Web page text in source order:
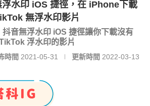
浮水印 iOS 捷徑，在 iPhone下載
無浮水印影片
音無浮水印 iOS 捷徑讓你下載沒有
浮水印的影片
時間 2021-05-31 更新時間 2022-03-13